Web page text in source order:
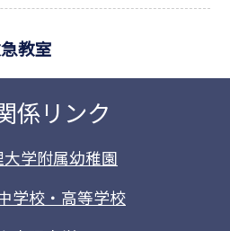
教室
係リンク
学附属幼稚園
学校・高等学校